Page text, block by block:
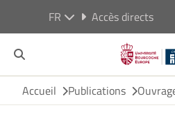
FR Accès directs
Accueil Publications